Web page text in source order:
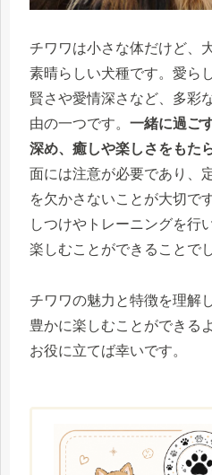
チワワは小さな体だけど、
素晴らしい犬種です。愛ら
賢さや愛情深さなど、多彩
由の一つです。 一緒に過ご
深め、癒しや楽しさをもた
面には注意が必要であり、
を欠かさないことが大切で
しつけやトレーニングを行
楽しむことができることで
チワワの魅力と特徴を理解
豊かに楽しむことができる
お役に立てば幸いです。